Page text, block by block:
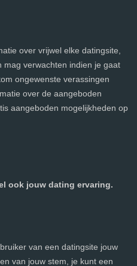
over vrijwel elke datingsite,
mag verwachten indien je gaat
ongewenste verassingen
over de aangeboden
aangeboden mogelijkheden op
ook jouw dating ervaring.
van een datingsite jouw
van jouw stem, je kunt een